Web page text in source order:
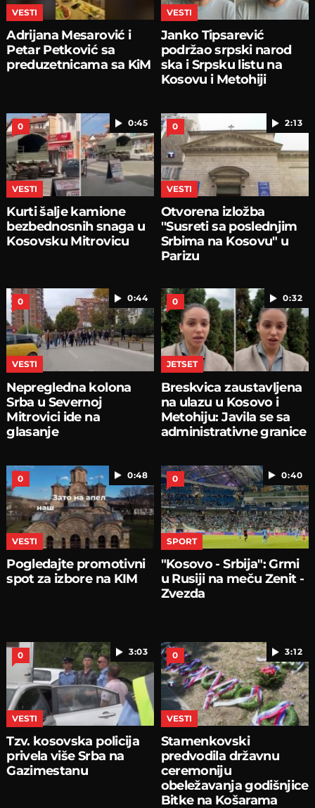
VESTI
Adrijana Mesarović i
Petar Petković sa
preduzetnicama sa KiM
VESTI
Janko Tipsarević
podržao srpski narod
ska i Srpsku listu na
Kosovu i Metohiji
0:45
0
VESTI
Kurti šalje kamione
bezbednosnih snaga u
Kosovsku Mitrovicu
2:13
0
VESTI
Otvorena izložba
''Susreti sa poslednjim
Srbima na Kosovu" u
Parizu
0:44
0
VESTI
Nepregledna kolona
Srba u Severnoj
Mitrovici ide na
glasanje
0:32
0
JETSET
Breskvica zaustavljena
na ulazu u Kosovo i
Metohiju: Javila se sa
administrativne granice
0:48
0
VESTI
Pogledajte promotivni
spot za izbore na KIM
0:40
0
SPORT
"Kosovo - Srbija": Grmi
u Rusiji na meču Zenit -
Zvezda
3:03
0
VESTI
Tzv. kosovska policija
privela više Srba na
Gazimestanu
3:12
0
VESTI
Stamenkovski
predvodila državnu
ceremoniju
obeležavanja godišnjice
Bitke na Košarama